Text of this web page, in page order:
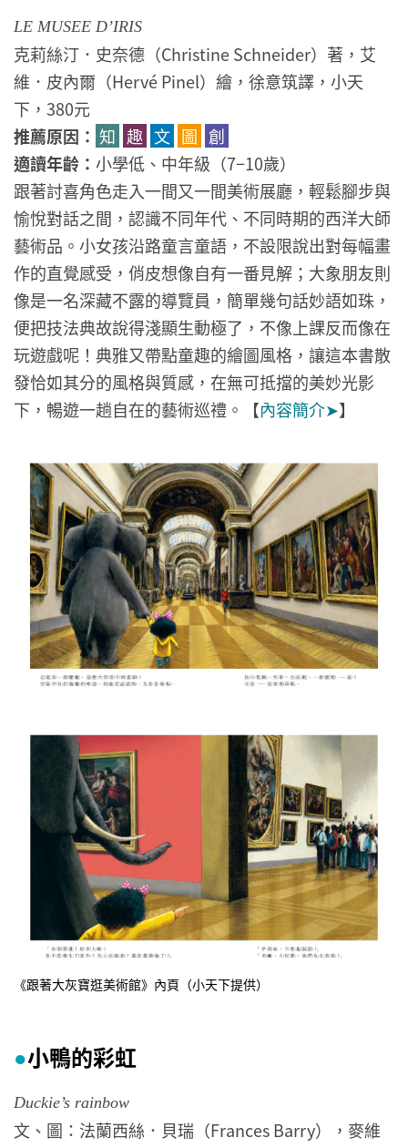
LE MUSEE D’IRIS
克莉絲汀．史奈德（Christine Schneider）著，艾
維．皮內爾（Hervé Pinel）繪，徐意筑譯，小天
下，380元
推薦原因： 知 趣 文 圖 創
適讀年齡： 小學低、中年級（7−10歲）
跟著討喜角色走入一間又一間美術展廳，輕鬆腳步與
愉悅對話之間，認識不同年代、不同時期的西洋大師
藝術品。小女孩沿路童言童語，不設限說出對每幅畫
作的直覺感受，俏皮想像自有一番見解；大象朋友則
像是一名深藏不露的導覽員，簡單幾句話妙語如珠，
便把技法典故說得淺顯生動極了，不像上課反而像在
玩遊戲呢！典雅又帶點童趣的繪圖風格，讓這本書散
發恰如其分的風格與質感，在無可抵擋的美妙光影
下，暢遊一趟自在的藝術巡禮。【內容簡介➤】
《跟著大灰寶逛美術館》內頁（小天下提供）
●小鴨的彩虹
Duckie’s rainbow
文、圖：法蘭西絲．貝瑞（Frances Barry），麥維